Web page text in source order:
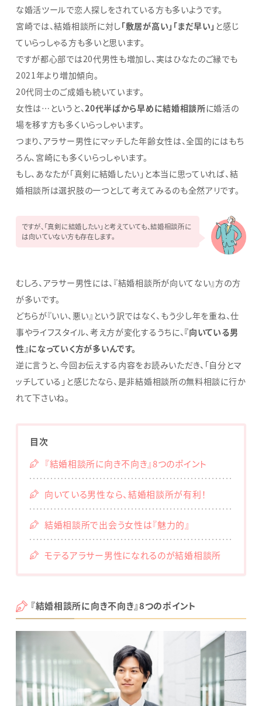
な婚活ツールで恋人探しをされている方も多いようです。
宮崎では、結婚相談所に対し「敷居が高い」「まだ早い」 と感じ
ていらっしゃる方も多いと思います。
ですが都心部では20代男性も増加し、実はひなたのご縁でも
2021年より増加傾向。
20代同士のご成婚も続いています。
女性は…というと、20代半ばから早めに結婚相談所に婚活の
場を移す方も多くいらっしゃいます。
つまり、アラサー男性にマッチした年齢女性は、全国的にはもち
ろん、宮崎にも多くいらっしゃいます。
もし、あなたが「真剣に結婚したい」と本当に思っていれば、結
婚相談所は選択肢の一つとして考えてみるのも全然アリです。
ですが、「真剣に結婚したい」と考えていても、結婚相談所に
は向いていない方も存在します。
むしろ、アラサー男性には、『結婚相談所が向いてない』方の方
が多いです。
どちらが『いい、悪い』という訳ではなく、もう少し年を重ね、仕
事やライフスタイル、考え方が変化するうちに、『向いている男
性』になっていく方が多いんです。
逆に言うと、今回お伝えする内容をお読みいただき、「自分とマ
ッチしている」と感じたなら、是非結婚相談所の無料相談に行か
れて下さいね。
目次
『結婚相談所に向き不向き』8つのポイント
向いている男性なら、結婚相談所が有利！
結婚相談所で出会う女性は『魅力的』
モテるアラサー男性になれるのが結婚相談所
『結婚相談所に向き不向き』8つのポイント